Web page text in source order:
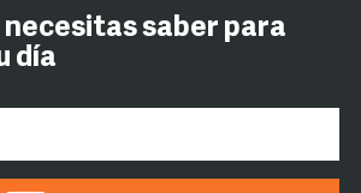
necesitas saber para
día